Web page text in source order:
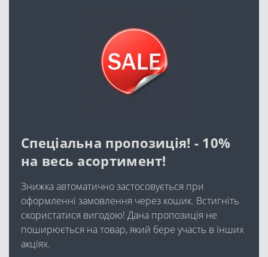
Спеціальна пропозиція! - 10%
на весь асортимент!
Знижка автоматично застосовується при
оформленні замовлення через кошик. Встигніть
скористатися вигодою! Дана пропозиція не
поширюється на товар, який бере участь в інших
акціях.